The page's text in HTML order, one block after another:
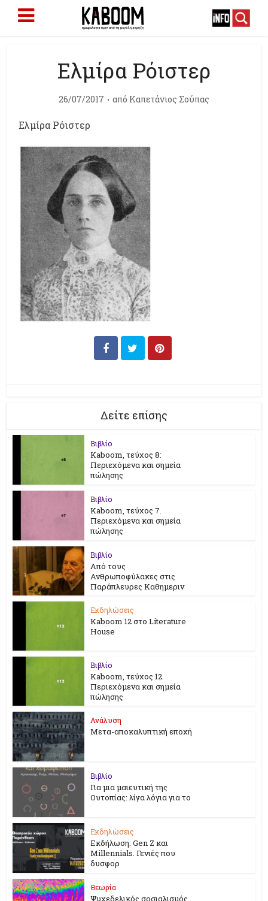
Ελμίρα Ρόιστερ
26/07/2017 από Καπετάνιος Σούπας
Ελμίρα Ρόιστερ
Δείτε επίσης
Βιβλίο
Kaboom, τεύχος 8:
Περιεχόμενα και σημεία
πώλησης
Βιβλίο
Kaboom, τεύχος 7.
Περιεχόμενα και σημεία
πώλησης
Βιβλίο
Από τους
Ανθρωποφύλακες στις
Παράπλευρες Καθημεριν
Εκδηλώσεις
Kaboom 12 στο Literature
House
Βιβλίο
Kaboom, τεύχος 12.
Περιεχόμενα και σημεία
πώλησης
Ανάλυση
Μετα-αποκαλυπτική εποχή
Βιβλίο
Για μια μαιευτική της
Ουτοπίας: λίγα λόγια για το
Εκδηλώσεις
Εκδήλωση: Gen Z και
Millennials. Γενιές που
δυσφορ
Θεωρία
Ψυχεδελικός σοσιαλισμός